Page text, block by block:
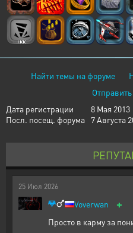
Найти темы на форуме
Дата регистрации
8 Мая 2013
Посл. посещ. форума
7 Августа
25 Июл 2026
Voverwan +
Просто в карму за